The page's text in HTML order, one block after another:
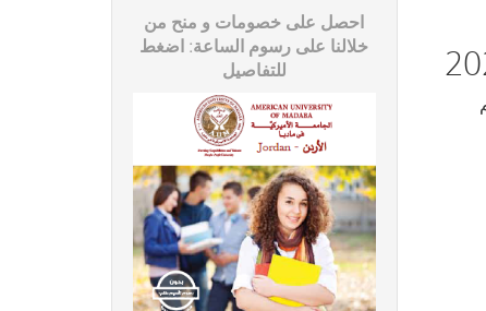
احصل على خصومات و منح من
خلالنا على رسوم الساعة: اضغط
للتفاصیل